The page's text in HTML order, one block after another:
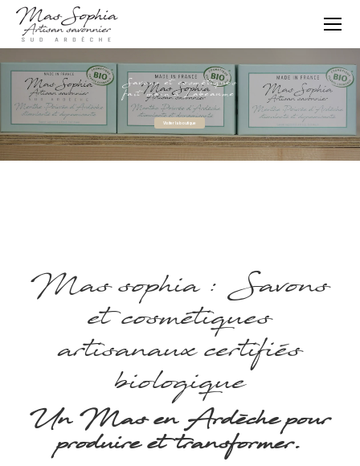
Savons et cosmétiques
fait main à Labeaume
Visiter la boutique
Mas sophia : Savons
et cosmétiques
artisanaux certifiés
biologique
Un Mas en Ardèche pour
produire et transformer.